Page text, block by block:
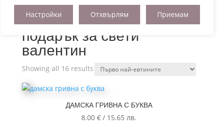
Настройки Отхвърлям Приемам
Начало/ Продукти с етикет „подарък за свети
валентин“
подарък за свети
валентин
Showing all 16 resultsSorted
price:
low
ДАМСКА ГРИВНА С БУКВА
8.00€ / 15.65лв.